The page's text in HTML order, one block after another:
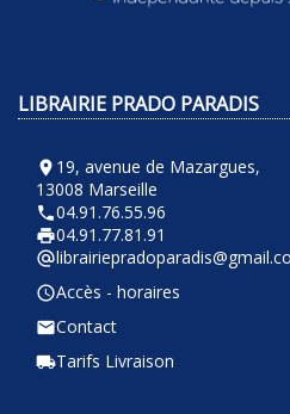
LIBRAIRIE PRADO PARADIS
room 19, avenue de Mazargues,
13008 Marseille
phone04.91.76.55.96
local_printshop04.91.77.81.91
alternate_email
query_builderAccès - horaires
emailContact
local_shippingTarifs Livraison